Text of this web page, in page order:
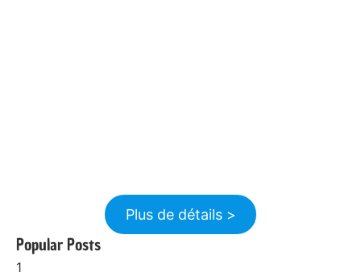
Plus de détails >
Popular Posts
1